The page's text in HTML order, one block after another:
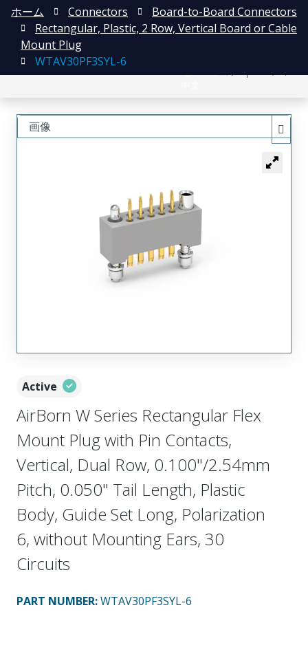
ホーム Connectors
Board-to-Board Connectors
Rectangular, Plastic, 2 Row, Vertical Board or Cable
Mount Plug
WTAV30PF3SYL-6
Active
AirBorn W Series Rectangular Flex
Mount Plug with Pin Contacts,
Vertical, Dual Row, 0.100"/2.54mm
Pitch, 0.050" Tail Length, Plastic
Body, Guide Set Long, Polarization
6, without Mounting Ears, 30
Circuits
PART NUMBER:WTAV30PF3SYL-6
画像